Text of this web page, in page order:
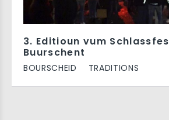
3. Editioun vum
Buurschent
BOURSCHEID TRADITIONS